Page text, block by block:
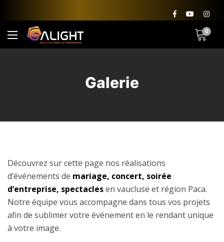
0
Galerie
Découvrez sur cette page nos réalisations
d’événements de mariage, concert, soirée
d’entreprise, spectaclesen vaucluse et région Paca.
Notre équipe vous accompagne dans tous vos projets
afin de sublimer votre événement en le rendant unique
à votre image.